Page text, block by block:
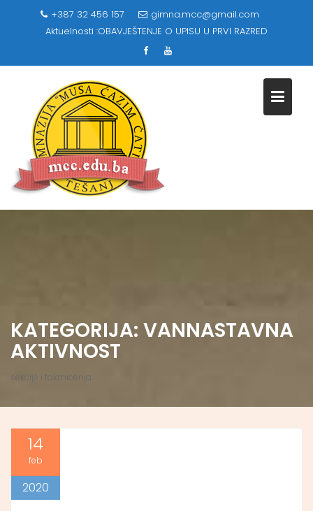
+387 32 456 157
gimna.mcc@gmail.com
Aktuelnosti :OBAVJEŠTENJE O UPISU U PRVI RAZRED
KATEGORIJA: VANNASTAVNA
AKTIVNOST
sekcije i takmicenja
14
feb
2020